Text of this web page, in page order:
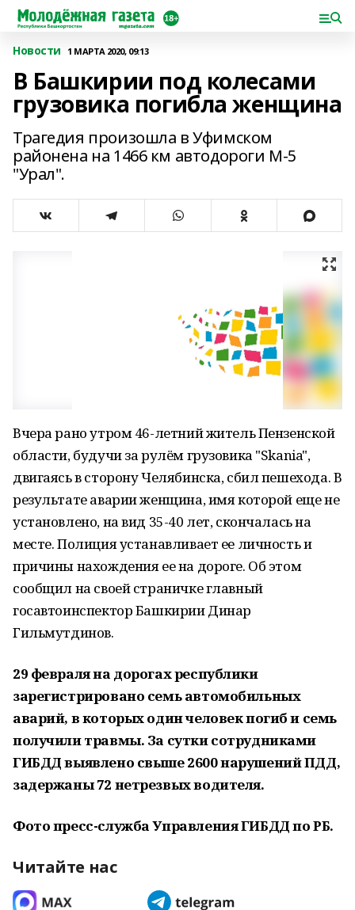
Новости 1 МАРТА 2020, 09:13
В Башкирии под колесами
грузовика погибла женщина
Трагедия произошла в Уфимском
районена на 1466 км автодороги М-5
"Урал".
Вчера рано утром 46-летний житель Пензенской
области, будучи за рулём грузовика "Skania",
двигаясь в сторону Челябинска, сбил пешехода. В
результате аварии женщина, имя которой еще не
установлено, на вид 35-40 лет, скончалась на
месте. Полиция устанавливает ее личность и
причины нахождения ее на дороге. Об этом
сообщил на своей страничке главный
госавтоинспектор Башкирии Динар
Гильмутдинов.
29 февраля на дорогах республики
зарегистрировано семь автомобильных
аварий, в которых один человек погиб и семь
получили травмы. За сутки сотрудниками
ГИБДД выявлено свыше 2600 нарушений ПДД,
задержаны 72 нетрезвых водителя.
Фото пресс-служба Управления ГИБДД по РБ.
Читайте нас